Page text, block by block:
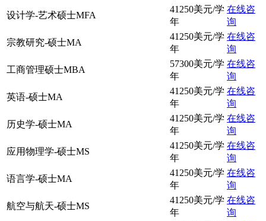
设计学-艺术硕士MFA
41250美元/学
年
在线咨
询
宗教研究-硕士MA
41250美元/学
年
在线咨
询
工商管理硕士MBA
57300美元/学
年
在线咨
询
英语-硕士MA
41250美元/学
年
在线咨
询
历史学-硕士MA
41250美元/学
年
在线咨
询
应用物理学-硕士MS
41250美元/学
年
在线咨
询
语言学-硕士MA
41250美元/学
年
在线咨
询
航空与航天-硕士MS
41250美元/学
年
在线咨
询